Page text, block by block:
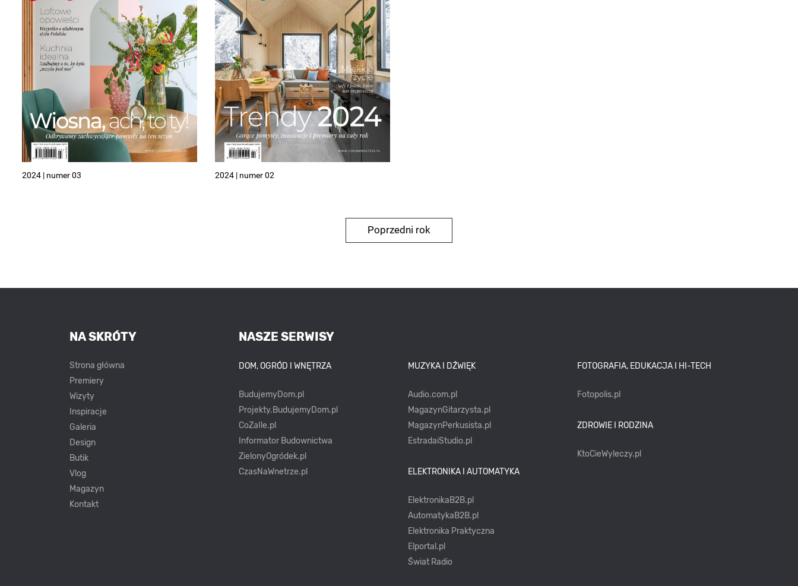
2024 | numer 03 2024 | numer 02
Poprzedni rok
NASZE SERWISY
DOM, OGRÓD I WNĘTRZA
BudujemyDom.pl
Projekty.BudujemyDom.pl
CoZaIle.pl
Informator Budownictwa
ZielonyOgródek.pl
CzasNaWnetrze.pl
MUZYKA I DŹWIĘK
Audio.com.pl
MagazynGitarzysta.pl
MagazynPerkusista.pl
EstradaiStudio.pl
ELEKTRONIKA I AUTOMATYKA
ElektronikaB2B.pl
AutomatykaB2B.pl
Elektronika Praktyczna
Elportal.pl
Świat Radio
FOTOGRAFIA, EDUKACJA I HI-TECH
Fotopolis.pl
ZDROWIE I RODZINA
KtoCieWyleczy.pl
NA SKRÓTY
Strona główna
Premiery
Wizyty
Inspiracje
Galeria
Design
Butik
Vlog
Magazyn
Kontakt